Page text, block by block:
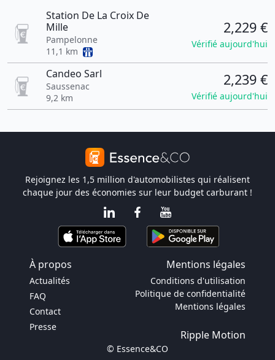
Station De La Croix De
Mille
Pampelonne
11,1 km
2,229 €
Vérifié aujourd'hui
Candeo Sarl
Saussenac
9,2 km
2,239 €
Vérifié aujourd'hui
Rejoignez les 1,5 million d'automobilistes qui réalisent
chaque jour des économies sur leur budget carburant !
À propos Mentions légales
Actualités
FAQ
Contact
Presse
Conditions d'utilisation
Politique de confidentialité
Mentions légales
Ripple Motion
© Essence&CO